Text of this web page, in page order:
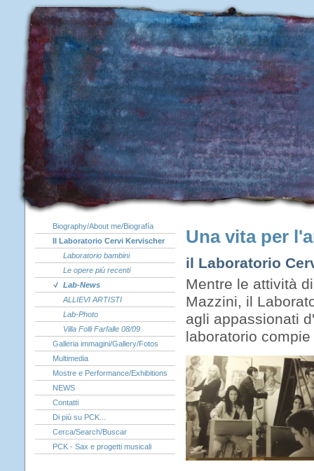
Biography/About me/Biografía
Il Laboratorio Cervi Kervischer
Laboratorio bambini
Le opere più recenti
Lab-News
ALLIEVI ARTISTI
Lab-Photo
Villa Folli Farfalle 08/09
Galleria immagini/Gallery/Fotos
Multimedia
Mostre e Performance/Exhibitions
NEWS
Contatti
Di più su PCK...
Cerca/Search/Buscar
PCK - Sax e progetti musicali
Una vita per
il Laboratorio
Mentre le attività
Mazzini, il
agli appassionati
laboratorio